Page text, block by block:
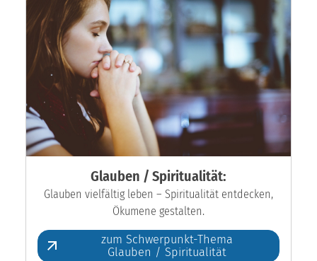
Glauben / Spiritualität:
Glauben vielfältig leben – Spiritualität entdecken,
Ökumene gestalten.
zum Schwerpunkt-Thema
Glauben / Spiritualität